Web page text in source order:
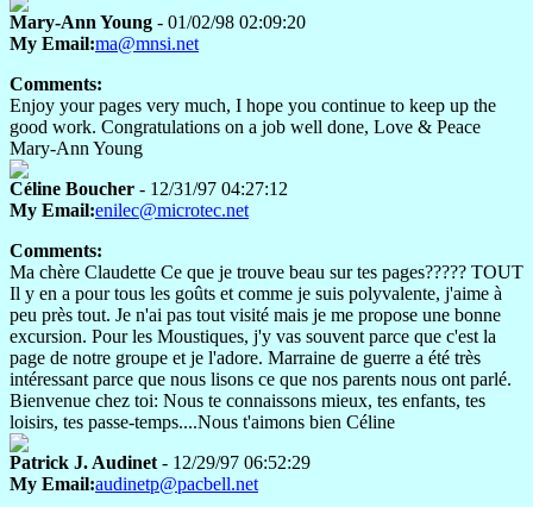
Mary-Ann Young - 01/02/98 02:09:20
My Email:ma@mnsi.net
Comments:
Enjoy your pages very much, I hope you continue to keep up the
good work. Congratulations on a job well done, Love & Peace
Mary-Ann Young
Céline Boucher - 12/31/97 04:27:12
My Email:enilec@microtec.net
Comments:
Ma chère Claudette Ce que je trouve beau sur tes pages????? TOUT
Il y en a pour tous les goûts et comme je suis polyvalente, j'aime à
peu près tout. Je n'ai pas tout visité mais je me propose une bonne
excursion. Pour les Moustiques, j'y vas souvent parce que c'est la
page de notre groupe et je l'adore. Marraine de guerre a été très
intéressant parce que nous lisons ce que nos parents nous ont parlé.
Bienvenue chez toi: Nous te connaissons mieux, tes enfants, tes
loisirs, tes passe-temps....Nous t'aimons bien Céline
Patrick J. Audinet - 12/29/97 06:52:29
My Email:audinetp@pacbell.net